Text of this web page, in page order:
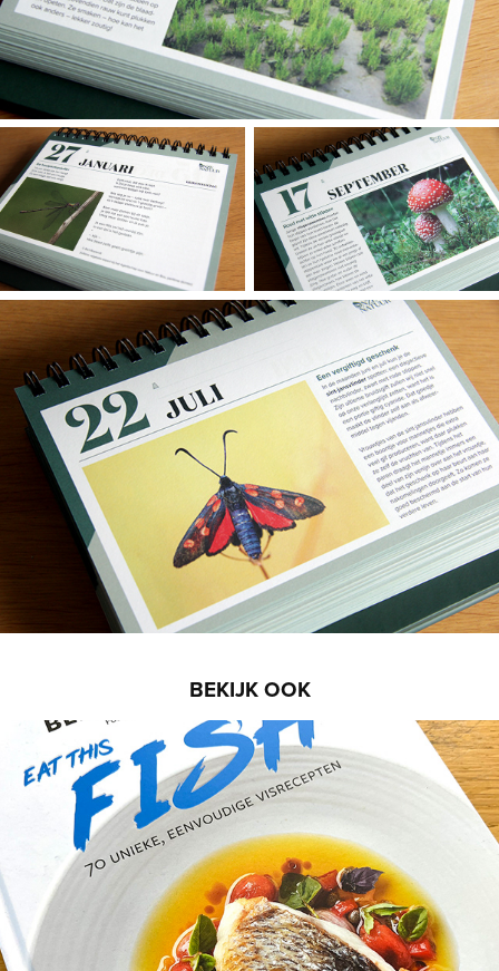
BEKIJK OOK
Eat This - Fish